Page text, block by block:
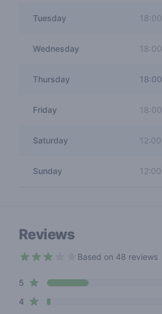
Tuesday 18:00
Wednesday 18:00
Thursday 18:00
Friday 18:00
Saturday 12:00
Sunday 12:00
Reviews
Based on 48 reviews
Review data
5 star reviews
4star reviews